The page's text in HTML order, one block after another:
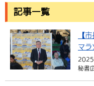
英語（English）
中国語（繁体字）
届出・登録・証明
福祉・介護
税金
事業者の方へ
入札・契約
農林水産業
子育て・教育
施設情報
手当・助成
観光・移住
観光なび
市政情報
記事一覧
【
マラ
2025
秘書